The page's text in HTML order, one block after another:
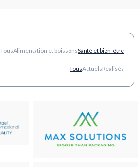
TousAlimentation et boissonsSanté et bien-être
TousActuelsRéalisés